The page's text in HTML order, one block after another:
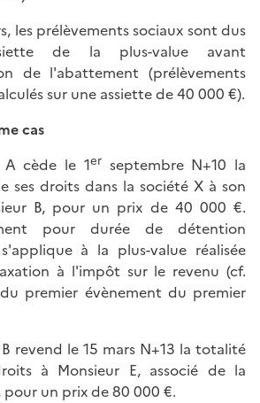
les prélèvements sociaux sont dus
de la plus-value avant
de l'abattement (prélèvements
sur une assiette de 40 000 €).
cas
A cède le 1erseptembre N+10 la
ses droits dans la société X à son
B, pour un prix de 40 000 €.
pour durée de détention
à la plus-value réalisée
à l'impôt sur le revenu (cf.
premier évènement du premier
revend le 15 mars N+13 la totalité
à Monsieur E, associé de la
pour un prix de 80 000 €.